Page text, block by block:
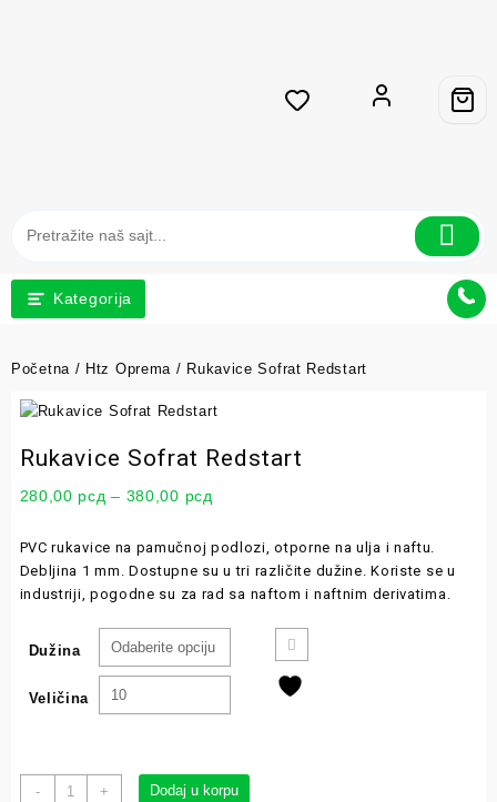
Kategorija
Početna / Htz Oprema / Rukavice Sofrat Redstart
Rukavice Sofrat Redstart
280,00 рсд – 380,00 рсд
PVC rukavice na pamučnoj podlozi, otporne na ulja i naftu.
Debljina 1 mm. Dostupne su u tri različite dužine. Koriste se u
industriji, pogodne su za rad sa naftom i naftnim derivatima.
Dužina
Veličina
- + Dodaj u korpu